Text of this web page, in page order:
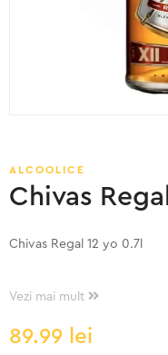
ALCOOLICE
Chivas
Chivas Regal 12 yo 0.7l
Vezi mai mult
89.99 lei